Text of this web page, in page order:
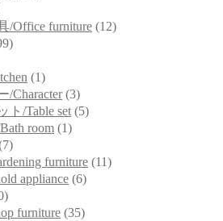
/Office furniture (12)
(1)
/Character (3)
ト/Table set (5)
room (1)
furniture (11)
appliance (6)
furniture (35)